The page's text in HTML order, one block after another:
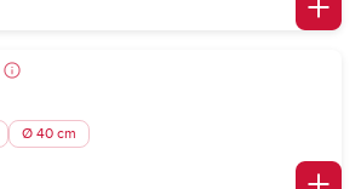
Ø 40 cm